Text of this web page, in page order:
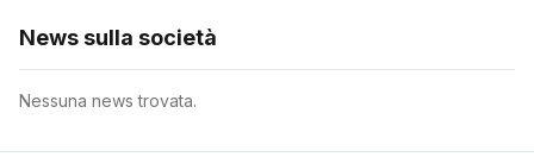
News sulla società
Nessuna news trovata.